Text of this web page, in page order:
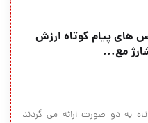
های پیام کوتاه ارزش
به دو صورت ارائه می گردند